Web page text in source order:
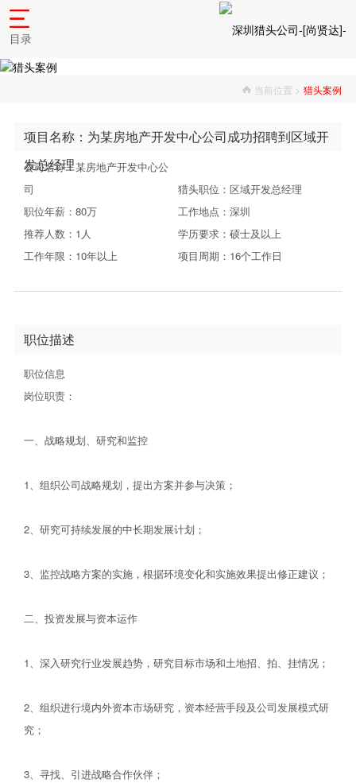
目录
当前位置 > 猎头案例
项目名称：为某房地产开发中心公司成功招聘到区域开
发总经理
公司名称：某房地产开发中心公
司
猎头职位：区域开发总经理
职位年薪：80万
工作地点：深圳
推荐人数：1人
学历要求：硕士及以上
工作年限：10年以上
项目周期：16个工作日
职位描述
职位信息
岗位职责：
一、战略规划、研究和监控
1、组织公司战略规划，提出方案并参与决策；
2、研究可持续发展的中长期发展计划；
3、监控战略方案的实施，根据环境变化和实施效果提出修正建议；
二、投资发展与资本运作
1、深入研究行业发展趋势，研究目标市场和土地招、拍、挂情况；
2、组织进行境内外资本市场研究，资本经营手段及公司发展模式研
究；
3、寻找、引进战略合作伙伴；